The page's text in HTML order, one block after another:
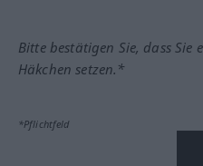
Bitte bestätigen Sie, dass Sie
Häkchen setzen.*
*Pflichtfeld